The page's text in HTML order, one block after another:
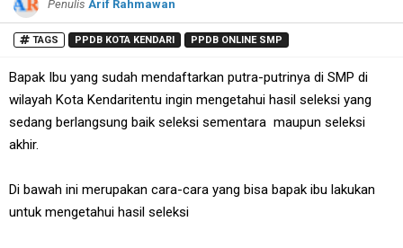
Penulis Arif Rahmawan
TAGS PPDB KOTA KENDARI PPDB ONLINE SMP
Bapak Ibu yang sudah mendaftarkan putra-putrinya di SMP di
wilayah Kota Kendaritentu ingin mengetahui hasil seleksi yang
sedang berlangsung baik seleksi sementara maupun seleksi
akhir.
Di bawah ini merupakan cara-cara yang bisa bapak ibu lakukan
untuk mengetahui hasil seleksi